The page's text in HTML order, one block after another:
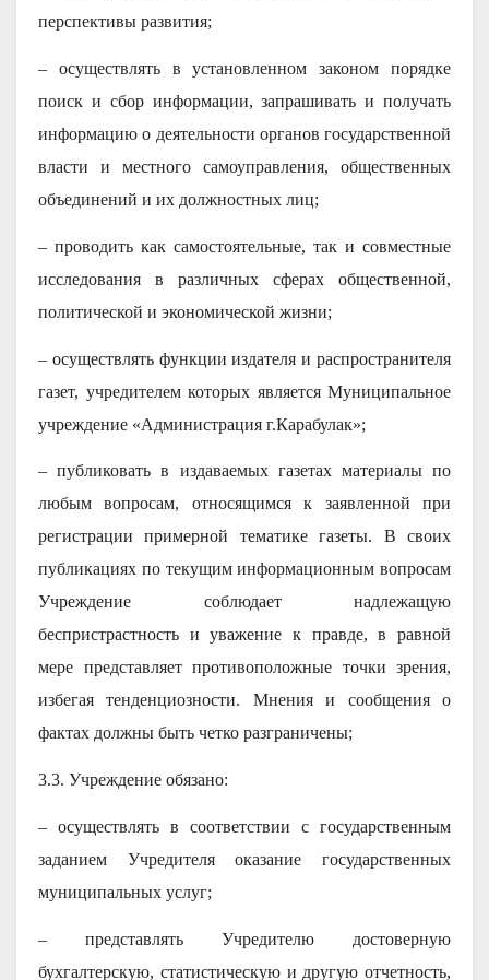
перспективы развития;
– осуществлять в установленном законом порядке
поиск и сбор информации, запрашивать и получать
информацию о деятельности органов государственной
власти и местного самоуправления, общественных
объединений и их должностных лиц;
– проводить как самостоятельные, так и совместные
исследования в различных сферах общественной,
политической и экономической жизни;
– осуществлять функции издателя и распространителя
газет, учредителем которых является Муниципальное
учреждение «Администрация г.Карабулак»;
– публиковать в издаваемых газетах материалы по
любым вопросам, относящимся к заявленной при
регистрации примерной тематике газеты. В своих
публикациях по текущим информационным вопросам
Учреждение соблюдает надлежащую
беспристрастность и уважение к правде, в равной
мере представляет противоположные точки зрения,
избегая тенденциозности. Мнения и сообщения о
фактах должны быть четко разграничены;
3.3. Учреждение обязано:
– осуществлять в соответствии с государственным
заданием Учредителя оказание государственных
муниципальных услуг;
– представлять Учредителю достоверную
бухгалтерскую, статистическую и другую отчетность,